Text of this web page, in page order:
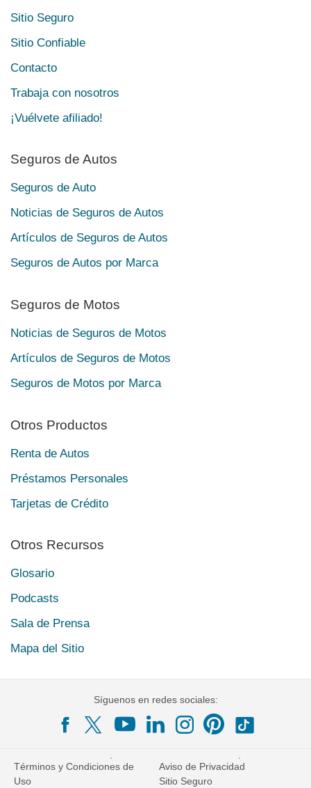
Sitio Seguro
Sitio Confiable
Contacto
Trabaja con nosotros
¡Vuélvete afiliado!
Seguros de Autos
Seguros de Auto
Noticias de Seguros de Autos
Artículos de Seguros de Autos
Seguros de Autos por Marca
Seguros de Motos
Noticias de Seguros de Motos
Artículos de Seguros de Motos
Seguros de Motos por Marca
Otros Productos
Renta de Autos
Préstamos Personales
Tarjetas de Crédito
Otros Recursos
Glosario
Podcasts
Sala de Prensa
Mapa del Sitio
Síguenos en redes sociales:
Términos y Condiciones de
Uso
Aviso de Privacidad
Sitio Seguro